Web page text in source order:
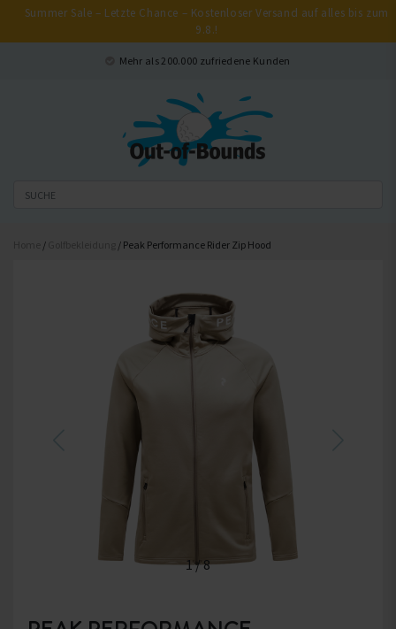
Summer Sale – Letzte Chance – Kostenloser Versand auf alles bis zum
9.8.!
Mehr als 200.000 zufriedene Kunden
/ / Peak Performance Rider Zip Hood
1/8